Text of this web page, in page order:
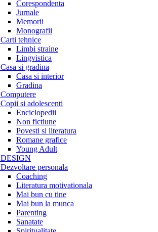
Corespondenta
Jurnale
Memorii
Monografii
Carti tehnice
Limbi straine
Lingvistica
Casa si gradina
Casa si interior
Gradina
Computere
Copii si adolescenti
Enciclopedii
Non fictiune
Povesti si literatura
Romane grafice
Young Adult
DESIGN
Dezvoltare personala
Coaching
Literatura motivationala
Mai bun cu tine
Mai bun la munca
Parenting
Sanatate